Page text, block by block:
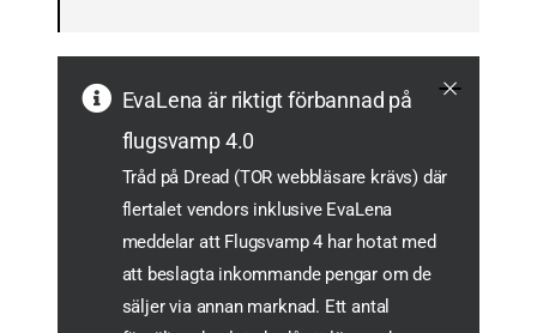
EvaLena är riktigt förbannad på
flugsvamp 4.0
Tråd på Dread (TOR webbläsare krävs) där
flertalet vendors inklusive EvaLena
meddelar att Flugsvamp 4 har hotat med
att beslagta inkommande pengar om de
säljer via annan marknad. Ett antal